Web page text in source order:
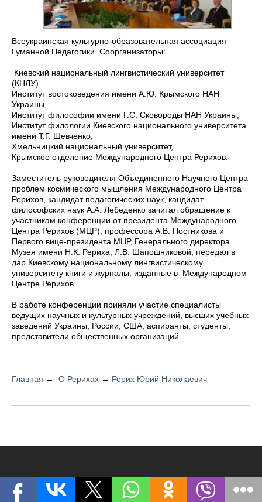
Всеукраинская культурно-образовательная ассоциация
Гуманной Педагогики. Соорганизаторы:
Киевский национальный лингвистический университет
(КНЛУ),
Институт востоковедения имени А.Ю. Крымского НАН
Украины,
Институт философии имени Г.С. Сковороды НАН Украины,
Институт филологии Киевского национального университета
имени Т.Г. Шевченко,
Хмельницкий национальный университет,
Крымское отделение Международного Центра Рерихов.
Заместитель руководителя Объединенного Научного Центра
проблем космического мышления Международного Центра
Рерихов, кандидат педагогических наук, кандидат
философских наук А.А. Лебеденко зачитал обращение к
участникам конференции от президента Международного
Центра Рерихов (МЦР), профессора А.В. Постникова и
Первого вице-президента МЦР, Генерального директора
Музея имени Н.К. Рериха, Л.В. Шапошниковой; передал в
дар Киевскому национальному лингвистическому
университету книги и журналы, изданные в Международном
Центре Рерихов.
В работе конференции приняли участие специалисты
ведущих научных и культурных учреждений, высших учебных
заведений Украины, России, США, аспиранты, студенты,
представители общественных организаций.
Главная → О Рерихах → Рерих Юрий Николаевич
Главная